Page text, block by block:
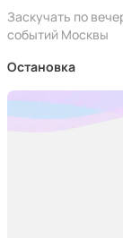
Заскучать по
событий Москвы
Остановка